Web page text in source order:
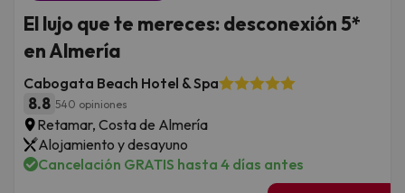
El lujo que te mereces: desconexión 5*
en Almería
Cabogata Beach Hotel & Spa
8.8 540 opiniones
Retamar, Costa de Almería
Alojamiento y desayuno
Cancelación GRATIS hasta 4 días antes